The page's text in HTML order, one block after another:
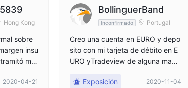
Markets
Hong Kong
sobre
insu
mis
2020-04-21
BollinguerBand
Inconfirmado Portugal
Creo una cuenta en EURO y depo
sito con mi tarjeta de débito en E
URO yTradeview de alguna mane
ente lo sepa. Después de varios i
Exposición 2020-11-04